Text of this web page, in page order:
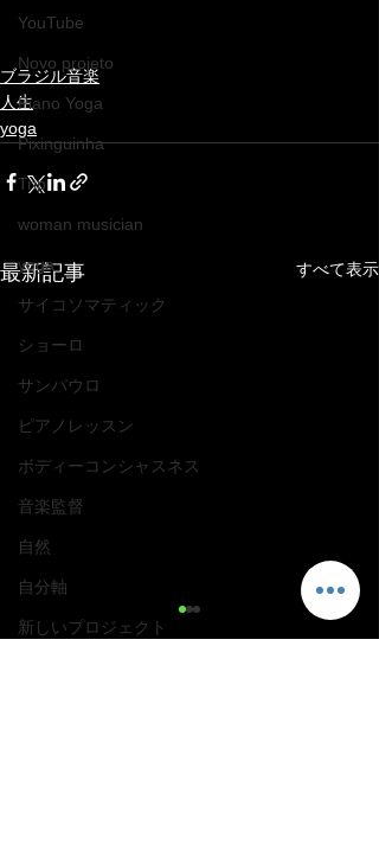
YouTube
Novo projeto
Piano Yoga
Pixinguinha
Trip
woman musician
yoga
サイコソマティック
ショーロ
サンパウロ
ピアノレッスン
ボディーコンシャスネス
音楽監督
自然
自分軸
新しいプロジェクト
ブラジル音楽
人生
yoga
最新記事 すべて表示